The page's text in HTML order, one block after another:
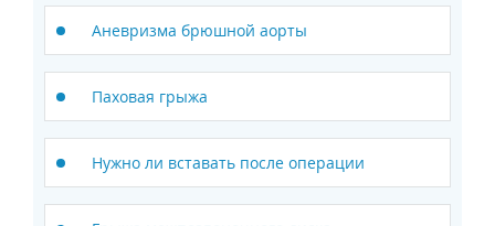
Аневризма брюшной аорты
Паховая грыжа
Нужно ли вставать после операции